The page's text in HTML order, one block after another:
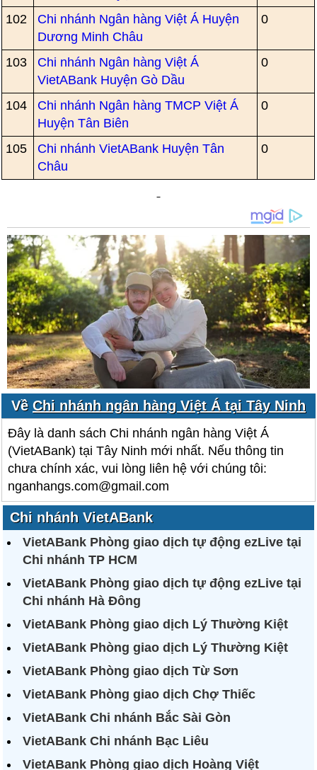
102
Chi nhánh Ngân hàng Việt Á Huyện
Dương Minh Châu
0
103
Chi nhánh Ngân hàng Việt Á
VietABank Huyện Gò Dầu
0
104
Chi nhánh Ngân hàng TMCP Việt Á
Huyện Tân Biên
0
105
Chi nhánh VietABank Huyện Tân
Châu
0
Về Chi nhánh ngân hàng Việt Á tại Tây Ninh
Đây là danh sách Chi nhánh ngân hàng Việt Á
(VietABank) tại Tây Ninh mới nhất. Nếu thông tin
chưa chính xác, vui lòng liên hệ với chúng tôi:
nganhangs.com@gmail.com
Chi nhánh VietABank
VietABank Phòng giao dịch tự động ezLive tại
Chi nhánh TP HCM
VietABank Phòng giao dịch tự động ezLive tại
Chi nhánh Hà Đông
VietABank Phòng giao dịch Lý Thường Kiệt
VietABank Phòng giao dịch Lý Thường Kiệt
VietABank Phòng giao dịch Từ Sơn
VietABank Phòng giao dịch Chợ Thiếc
VietABank Chi nhánh Bắc Sài Gòn
VietABank Chi nhánh Bạc Liêu
VietABank Phòng giao dịch Hoàng Việt